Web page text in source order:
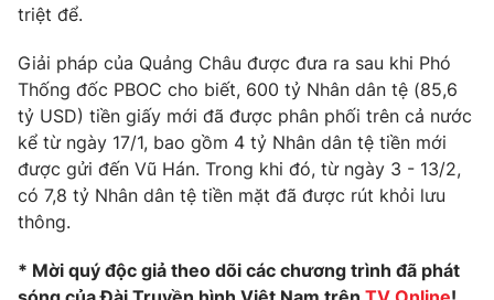
Photo
Video Shorts video
VTV Money VTV Thể thao
VTV Sức khoẻ
Thị trường 24h Tấm lòng Việt
triệt để.
Giải pháp của Quảng Châu được đưa ra sau khi Phó
Thống đốc PBOC cho biết, 600 tỷ Nhân dân tệ (85,6
tỷ USD) tiền giấy mới đã được phân phối trên cả nước
kể từ ngày 17/1, bao gồm 4 tỷ Nhân dân tệ tiền mới
được gửi đến Vũ Hán. Trong khi đó, từ ngày 3 - 13/2,
có 7,8 tỷ Nhân dân tệ tiền mặt đã được rút khỏi lưu
thông.
* Mời quý độc giả theo dõi các chương trình đã phát